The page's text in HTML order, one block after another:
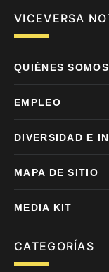
VICEVERSA
QUIÉNES SOMOS
EMPLEO
DIVERSIDAD E
MAPA DE SITIO
MEDIA KIT
CATEGORÍAS